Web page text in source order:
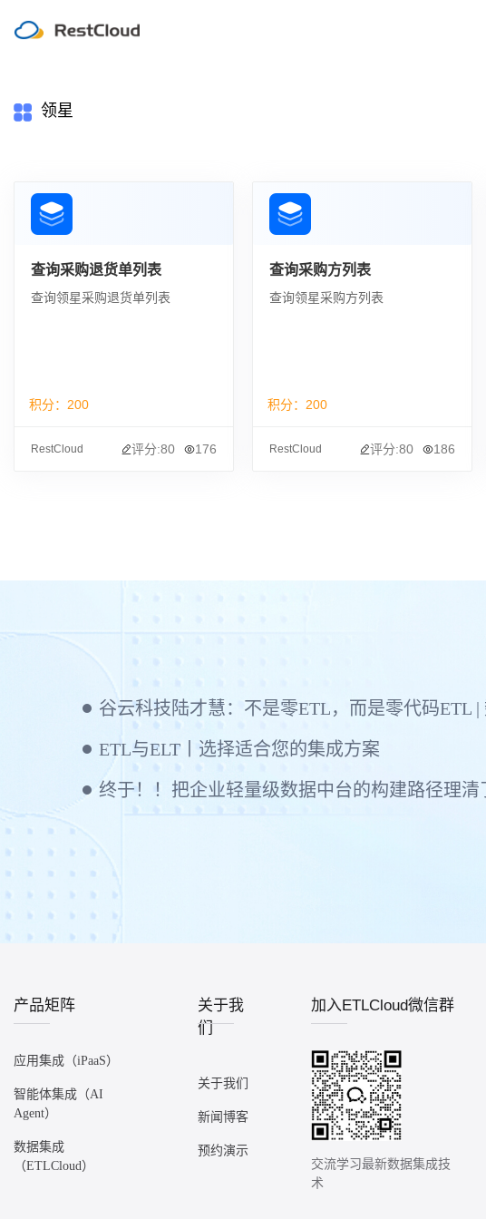
领星
查询采购退货单列表
查询领星采购退货单列表
积分： 200
RestCloud 评分:80 176
查询采购方列表
查询领星采购方列表
积分： 200
RestCloud 评分:80 186
谷云科技陆才慧：不是零ETL，而是零代码ETL |
ETL与ELT丨选择适合您的集成方案
终于！！把企业轻量级数据中台的构建路径理清
产品矩阵
应用集成（iPaaS）
智能体集成（AI
Agent）
数据集成
（ETLCloud）
关于我
们
关于我们
新闻博客
预约演示
加入ETLCloud微信群
交流学习最新数据集成技
术